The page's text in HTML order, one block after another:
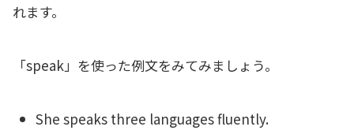
れます。
「speak」を使った例文をみてみましょう。
She speaks three languages fluently.